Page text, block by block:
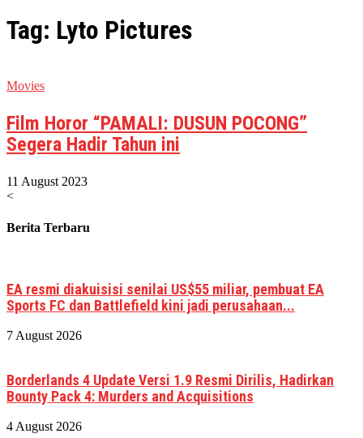
Tag: Lyto Pictures
Movies
Film Horor “PAMALI: DUSUN POCONG”
Segera Hadir Tahun ini
11 August 2023
<
Berita Terbaru
EA resmi diakuisisi senilai US$55 miliar, pembuat EA
Sports FC dan Battlefield kini jadi perusahaan...
7 August 2026
Borderlands 4 Update Versi 1.9 Resmi Dirilis, Hadirkan
Bounty Pack 4: Murders and Acquisitions
4 August 2026